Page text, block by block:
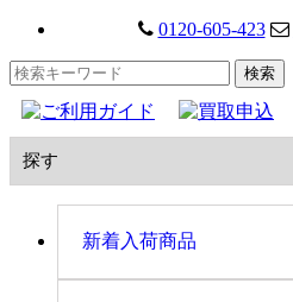
0120-605-423
探す
新着入荷商品